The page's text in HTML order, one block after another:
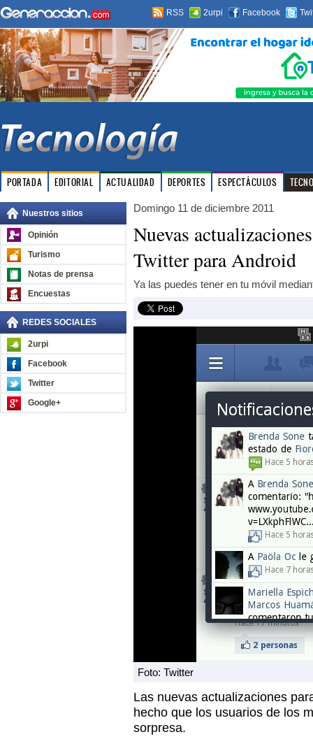
RSS 2urpi Facebook
PORTADA EDITORIAL ACTUALIDAD DEPORTES ESPECTÁCULOS
Nuestros sitios
Opinión
Turismo
Notas de prensa
Encuestas
REDES SOCIALES
2urpi
Facebook
Twitter
Google+
Domingo 11 de diciembre 2011
Nuevas
Twitter para Android
Ya las puedes tener en tu móvil
Foto: Twitter
Las nuevas actualizaciones
hecho que los usuarios de los
sorpresa.